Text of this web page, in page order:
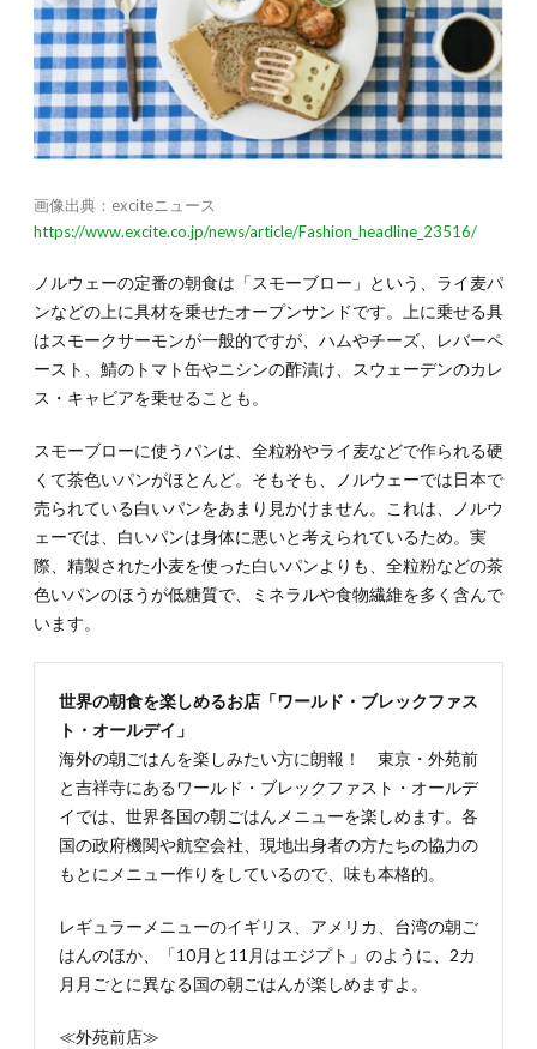
画像出典：exciteニュース
https://www.excite.co.jp/news/article/Fashion_headline_23516/
ノルウェーの定番の朝食は「スモーブロー」という、ライ麦パ
ンなどの上に具材を乗せたオープンサンドです。上に乗せる具
はスモークサーモンが一般的ですが、ハムやチーズ、レバーペ
ースト、鯖のトマト缶やニシンの酢漬け、スウェーデンのカレ
ス・キャビアを乗せることも。
スモーブローに使うパンは、全粒粉やライ麦などで作られる硬
くて茶色いパンがほとんど。そもそも、ノルウェーでは日本で
売られている白いパンをあまり見かけません。これは、ノルウ
ェーでは、白いパンは身体に悪いと考えられているため。実
際、精製された小麦を使った白いパンよりも、全粒粉などの茶
色いパンのほうが低糖質で、ミネラルや食物繊維を多く含んで
います。
世界の朝食を楽しめるお店「ワールド・ブレックファス
ト・オールデイ」
海外の朝ごはんを楽しみたい方に朗報！ 東京・外苑前
と吉祥寺にあるワールド・ブレックファスト・オールデ
イでは、世界各国の朝ごはんメニューを楽しめます。各
国の政府機関や航空会社、現地出身者の方たちの協力の
もとにメニュー作りをしているので、味も本格的。
レギュラーメニューのイギリス、アメリカ、台湾の朝ご
はんのほか、「10月と11月はエジプト」のように、2カ
月月ごとに異なる国の朝ごはんが楽しめますよ。
≪外苑前店≫